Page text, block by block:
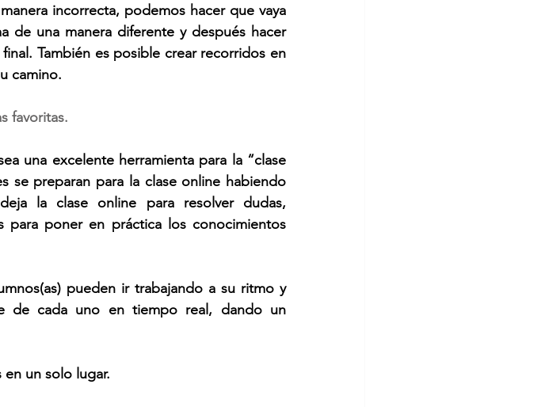
incorrecta, podemos hacer que vaya
de una manera diferente y después hacer
También es posible crear recorridos en
camino.
favoritas.
una excelente herramienta para la “clase
se preparan para la clase online habiendo
la clase online para resolver dudas,
para poner en práctica los conocimientos
pueden ir trabajando a su ritmo y
de cada uno en tiempo real, dando un
un solo lugar.